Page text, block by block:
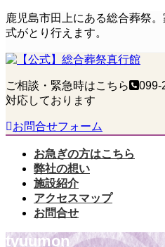
コ
ン
ン
へ
ス
キ
ッ
ナ
ビ
ー
ョ
ン
に
移
鹿児島市田上にある総合葬祭
式がとり行えます。
ご相談・緊急時はこちら 099-
対応しております
お問合せフォーム
お急ぎの方はこちら
弊社の想い
施設紹介
アクセスマップ
お問合せ
tyuumon